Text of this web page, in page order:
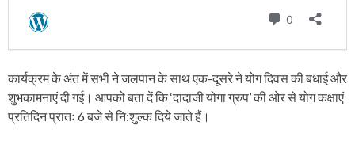
कार्यक्रम के अंत में सभी ने जलपान के साथ एक-दूसरे ने योग दिवस की बधाई और
शुभकामनाएं दी गई। आपको बता दें कि ‘दादाजी योगा ग्रुप’ की ओर से योग कक्षाएं
प्रतिदिन प्रातः 6 बजे से नि:शुल्क दिये जाते हैं।